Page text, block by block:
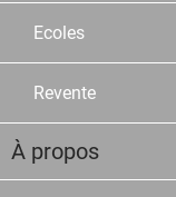
Ecoles
Revente
À propos